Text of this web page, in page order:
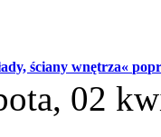
ściany wnętrza«
02